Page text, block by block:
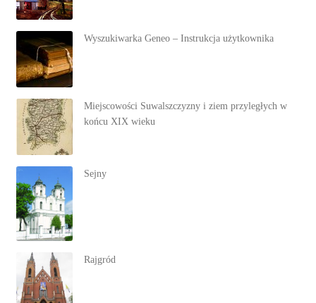
Wyszukiwarka Geneo – Instrukcja użytkownika
Miejscowości Suwalszczyzny i ziem przyległych w
końcu XIX wieku
Sejny
Rajgród